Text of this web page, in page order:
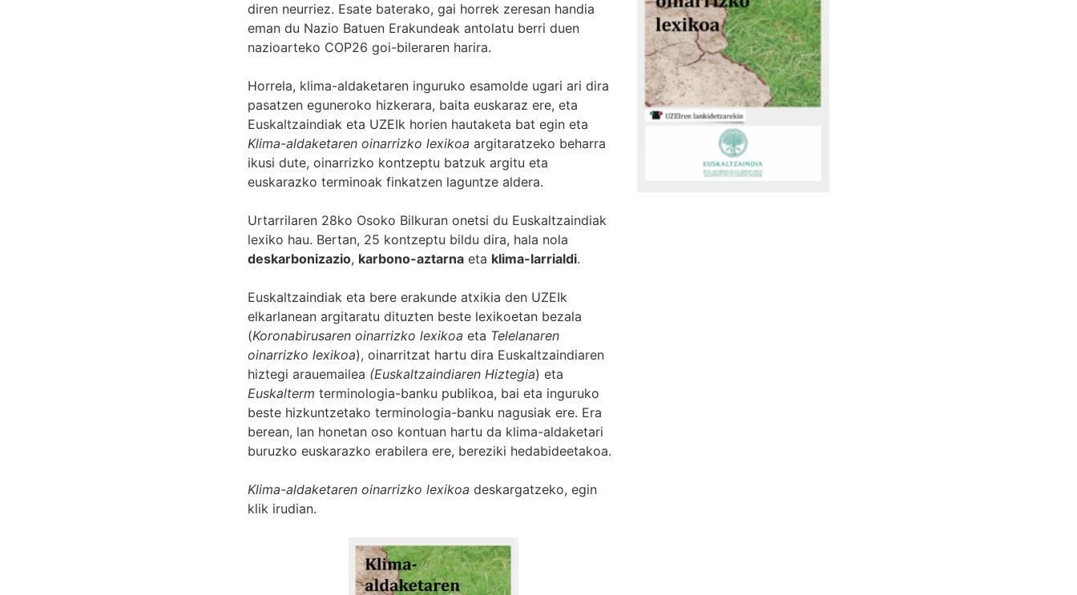
diren neurriez. Esate baterako, gai horrek zeresan handia
eman du Nazio Batuen Erakundeak antolatu berri duen
nazioarteko COP26 goi-bileraren harira.
Horrela, klima-aldaketaren inguruko esamolde ugari ari dira
pasatzen eguneroko hizkerara, baita euskaraz ere, eta
Euskaltzaindiak eta UZEIk horien hautaketa bat egin eta
Klima-aldaketaren oinarrizko lexikoa argitaratzeko beharra
ikusi dute, oinarrizko kontzeptu batzuk argitu eta
euskarazko terminoak finkatzen laguntze aldera.
Urtarrilaren 28ko Osoko Bilkuran onetsi du Euskaltzaindiak
lexiko hau. Bertan, 25 kontzeptu bildu dira, hala nola
deskarbonizazio, karbono-aztarnaeta klima-larrialdi.
Euskaltzaindiak eta bere erakunde atxikia den UZEIk
elkarlanean argitaratu dituzten beste lexikoetan bezala
(Koronabirusaren oinarrizko lexikoa eta Telelanaren
oinarrizko lexikoa), oinarritzat hartu dira Euskaltzaindiaren
hiztegi arauemailea (Euskaltzaindiaren Hiztegia) eta
Euskalterm terminologia-banku publikoa, bai eta inguruko
beste hizkuntzetako terminologia-banku nagusiak ere. Era
berean, lan honetan oso kontuan hartu da klima-aldaketari
buruzko euskarazko erabilera ere, bereziki hedabideetakoa.
Klima-aldaketaren oinarrizko lexikoa deskargatzeko, egin
klik irudian.